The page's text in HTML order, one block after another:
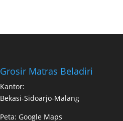
Grosir Matras Beladiri
Kantor:
Bekasi-Sidoarjo-Malang
Peta:Google Maps